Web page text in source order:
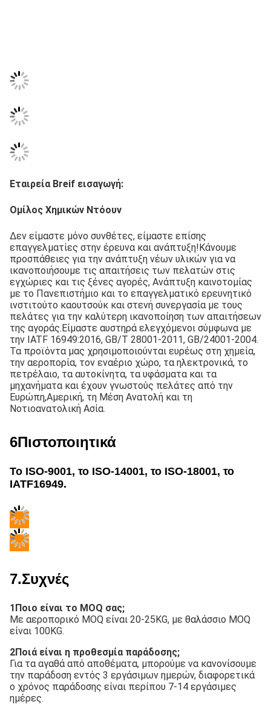
Εταιρεία Breif εισαγωγή:
Ομίλος Χημικών Ντόουν
Δεν είμαστε μόνο συνθέτες, είμαστε επίσης
επαγγελματίες στην έρευνα και ανάπτυξη!Κάνουμε
προσπάθειες για την ανάπτυξη νέων υλικών για να
ικανοποιήσουμε τις απαιτήσεις των πελατών στις
εγχώριες και τις ξένες αγορές, Ανάπτυξη καινοτομίας
με το Πανεπιστήμιο και το επαγγελματικό ερευνητικό
ινστιτούτο καουτσούκ και στενή συνεργασία με τους
πελάτες για την καλύτερη ικανοποίηση των απαιτήσεων
της αγοράς.Είμαστε αυστηρά ελεγχόμενοι σύμφωνα με
την IATF 16949:2016, GB/T 28001-2011, GB/24001-2004.
Τα προϊόντα μας χρησιμοποιούνται ευρέως στη χημεία,
την αεροπορία, τον εναέριο χώρο, τα ηλεκτρονικά, το
πετρέλαιο, τα αυτοκίνητα, τα υφάσματα και τα
μηχανήματα και έχουν γνωστούς πελάτες από την
Ευρώπη,Αμερική, τη Μέση Ανατολή και τη
Νοτιοανατολική Ασία.
6Πιστοποιητικά
Το ISO-9001, το ISO-14001, το ISO-18001, το
IATF16949.
7.Συχνές
1Ποιο είναι το MOQ σας;
Με αεροπορικό MOQ είναι 20-25KG, με θαλάσσιο MOQ
είναι 100KG.
2Ποιά είναι η προθεσμία παράδοσης;
Για τα αγαθά από αποθέματα, μπορούμε να κανονίσουμε
την παράδοση εντός 3 εργάσιμων ημερών, διαφορετικά
ο χρόνος παράδοσης είναι περίπου 7-14 εργάσιμες
ημέρες.